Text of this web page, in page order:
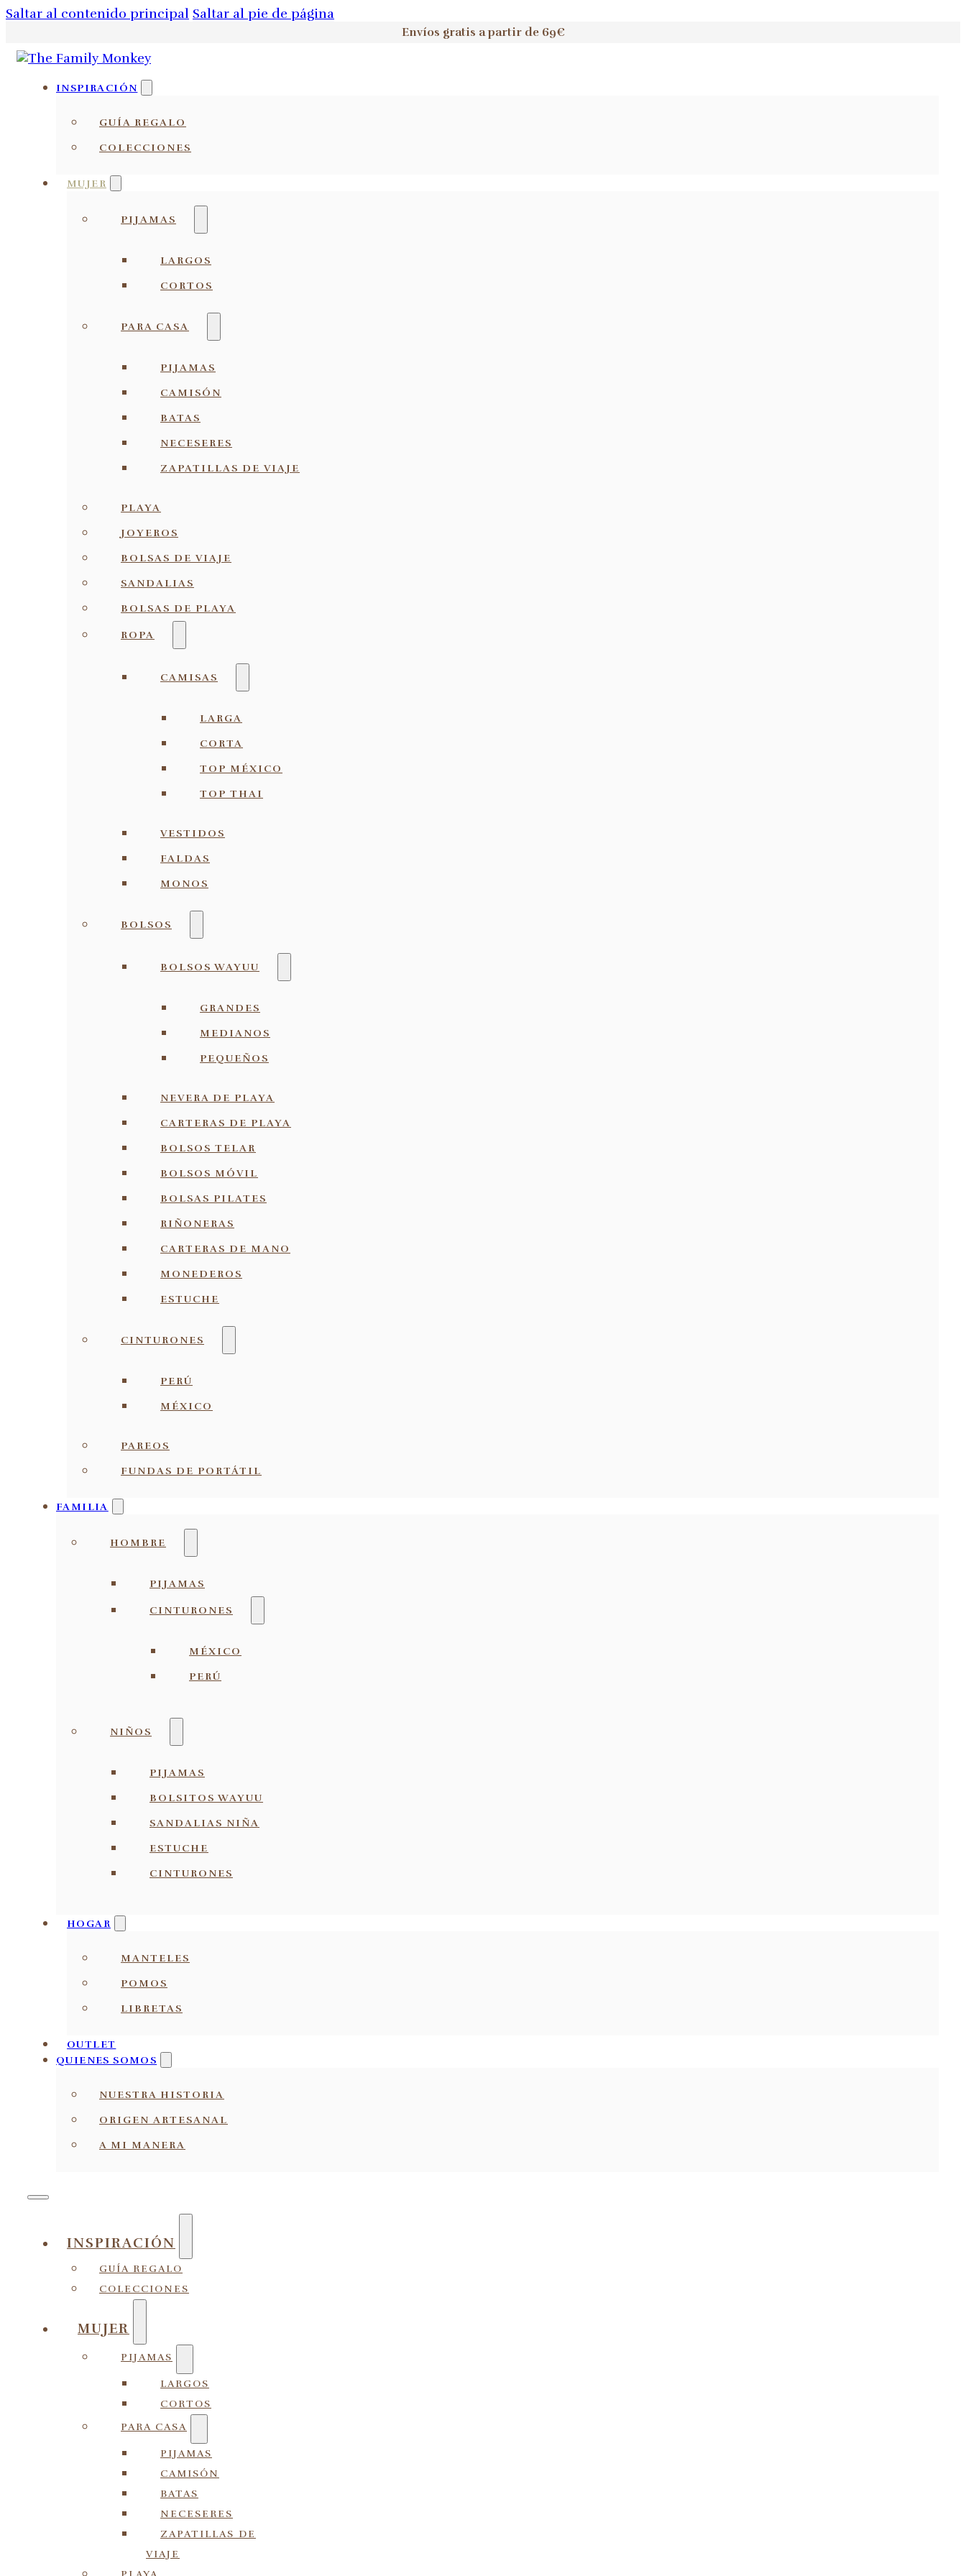
Saltar al contenido principal Saltar al pie de página
Envíos gratis a partir de 69€
INSPIRACIÓN
GUÍA REGALO
COLECCIONES
MUJER
PIJAMAS
LARGOS
CORTOS
PARA CASA
PIJAMAS
CAMISÓN
BATAS
NECESERES
ZAPATILLAS DE VIAJE
PLAYA
JOYEROS
BOLSAS DE VIAJE
SANDALIAS
BOLSAS DE PLAYA
ROPA
CAMISAS
LARGA
CORTA
TOP MÉXICO
TOP THAI
VESTIDOS
FALDAS
MONOS
BOLSOS
BOLSOS WAYUU
GRANDES
MEDIANOS
PEQUEÑOS
NEVERA DE PLAYA
CARTERAS DE PLAYA
BOLSOS TELAR
BOLSOS MÓVIL
BOLSAS PILATES
RIÑONERAS
CARTERAS DE MANO
MONEDEROS
ESTUCHE
CINTURONES
PERÚ
MÉXICO
PAREOS
FUNDAS DE PORTÁTIL
FAMILIA
HOMBRE
PIJAMAS
CINTURONES
MÉXICO
PERÚ
NIÑOS
PIJAMAS
BOLSITOS WAYUU
SANDALIAS NIÑA
ESTUCHE
CINTURONES
HOGAR
MANTELES
POMOS
LIBRETAS
OUTLET
QUIENES SOMOS
NUESTRA HISTORIA
ORIGEN ARTESANAL
A MI MANERA
INSPIRACIÓN
GUÍA REGALO
COLECCIONES
MUJER
PIJAMAS
LARGOS
CORTOS
PARA CASA
PIJAMAS
CAMISÓN
BATAS
NECESERES
ZAPATILLAS DE
VIAJE